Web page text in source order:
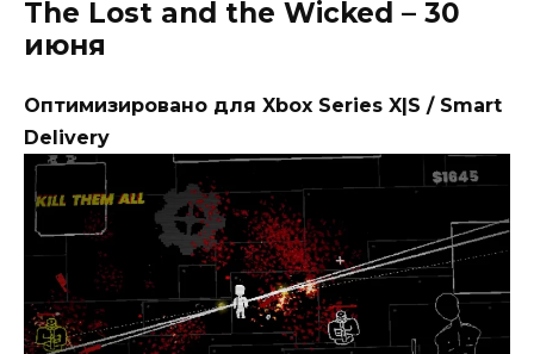
The Lost and the Wicked – 30
июня
Оптимизировано для Xbox Series X|S / Smart
Delivery